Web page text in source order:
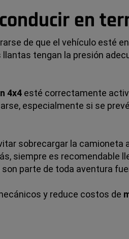
en
de que el vehículo esté
tengan la presión
4x4esté correctamente
especialmente si se
sobrecargar la camioneta
siempre es recomendable
parte de toda aventura
y reduce costos de